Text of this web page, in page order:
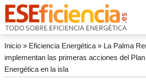
Inicio» Eficiencia Energética» La Palma
implementan las primeras acciones del
Energética en la isla